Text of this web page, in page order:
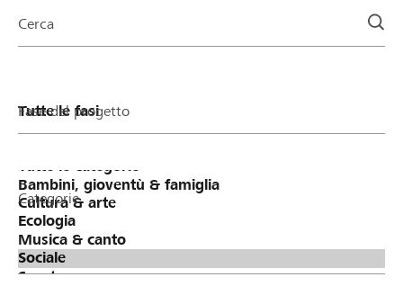
della
Cerca
Fase del progetto
Categorie